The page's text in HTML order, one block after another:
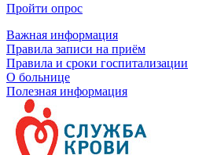
Пройти опрос
Важная информация
Правила записи на приём
Правила и сроки госпитализации
О больнице
Полезная информация